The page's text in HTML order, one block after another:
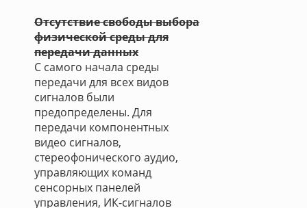
Отсутствие свободы выбора
физической среды для
передачи данных
С самого начала среды
передачи для всех видов
сигналов были
предопределены. Для
передачи компонентных
видео сигналов,
стереофонического аудио,
управляющих команд
сенсорных панелей
управления, ИК-сигналов